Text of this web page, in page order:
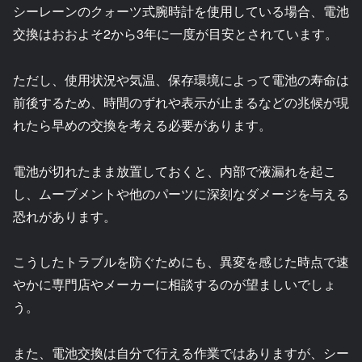
シーレーンのクォーツ式腕時計を使用している場合、電池
交換はおおよそ2から3年に一度が目安とされています。
ただし、使用状況や気温、保存環境によって電池の寿命は
前後するため、時間のずれや表示が止まるなどの兆候が現
れたら早めの交換を考える必要があります。
電池が切れたまま放置しておくと、内部で液漏れを起こ
し、ムーブメントや他のパーツに深刻なダメージを与える
恐れがあります。
こうしたトラブルを防ぐためにも、異変を感じた時点で速
やかに専門店やメーカーに相談するのが望ましいでしょ
う。
また、電池交換は自分で行える作業ではありますが、シー